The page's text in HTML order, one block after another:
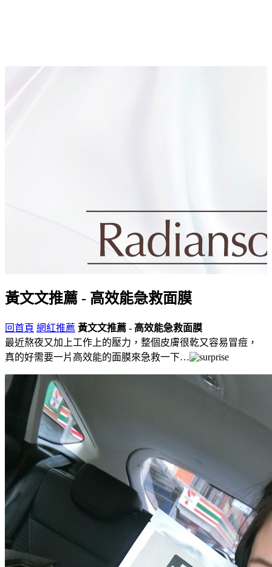
黃文文推薦 - 高效能急救面膜
回首頁 網紅推薦 黃文文推薦 - 高效能急救面膜
最近熬夜又加上工作上的壓力，整個皮膚很乾又容易冒痘，
真的好需要一片高效能的面膜來急救一下…